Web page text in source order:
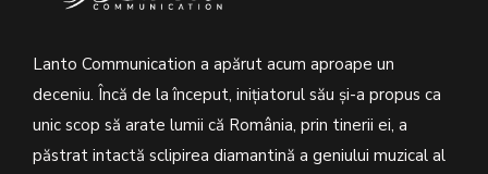
Lanto Communication a apărut acum aproape un
deceniu. Încă de la început, inițiatorul său şi-a propus ca
unic scop să arate lumii că România, prin tinerii ei, a
păstrat intactă sclipirea diamantină a geniului muzical al